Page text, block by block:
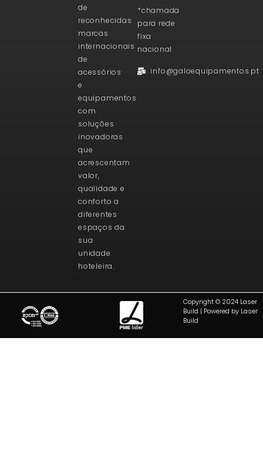
de
reconhecidas
marcas
internacionais
de
acessórios
e
equipamentos
com
soluções
inovadoras
que
acrescentam
valor,
qualidade e
conforto a
diferentes
espaços da
sua
unidade
hoteleira.
*chamada
para rede
fixa
nacional
info@galoequipamentos.pt
Copyright © 2024 Laser
Build | Powered by Laser
Build